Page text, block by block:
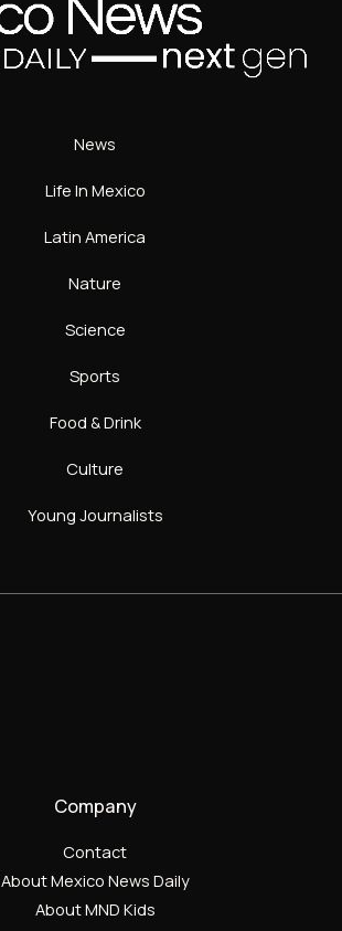
News
Life In Mexico
Latin America
Nature
Science
Sports
Food & Drink
Culture
Young Journalists
Company
Contact
About Mexico News Daily
About MND Kids